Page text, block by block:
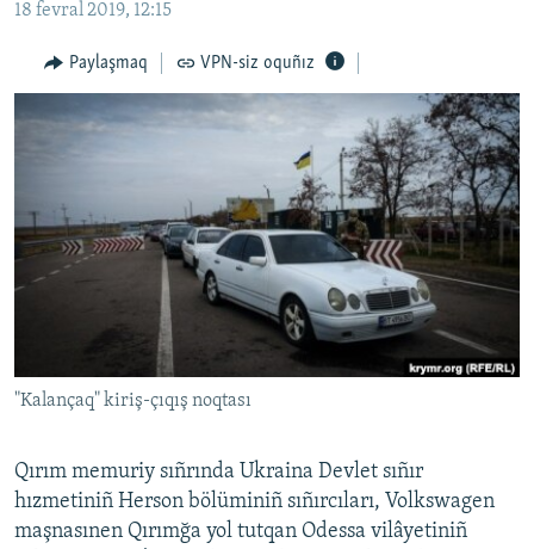
İNSAN AQLARI
VİDEO
SÜRET
BLOGLAR
Русский
RFE/RS bütün saytları
18 fevral 2019, 12:15
Paylaşmaq VPN-siz oquñız
"Kalançaq" kiriş-çıqış noqtası
Qırım memuriy sıñrında Ukraina Devlet sıñır
hızmetiniñ Herson bölüminiñ sıñırcıları, Volkswagen
maşnasınen Qırımğa yol tutqan Odessa vilâyetiniñ